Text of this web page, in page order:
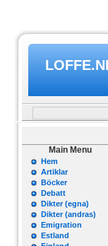
Main Menu
Hem
Artiklar
Böcker
Debatt
Dikter (egna)
Dikter (andras)
Emigration
Estland